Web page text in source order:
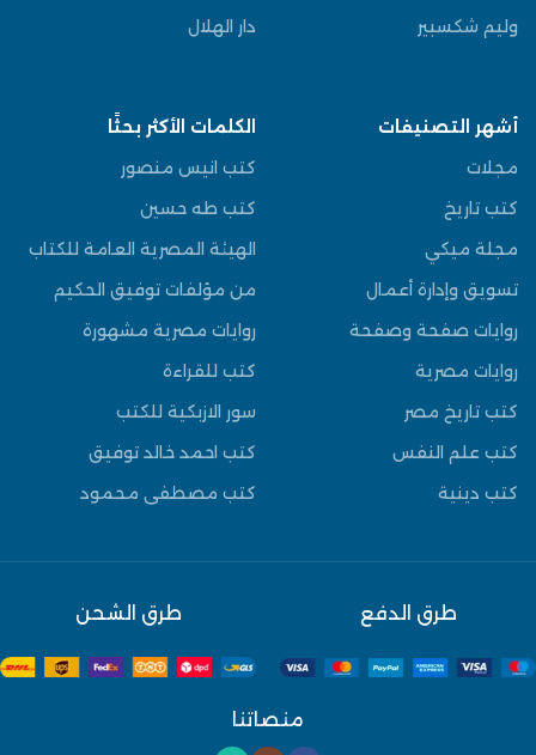
وليم شكسبير
دار الهلال
أشهر التصنيفات
مجلات
كتب تاريخ
مجلة ميكي
تسويق وإدارة أعمال
روايات صفحة وصفحة
روايات مصرية
كتب تاريخ مصر
كتب علم النفس
كتب دينية
الكلمات الأكثر بحثًا
كتب انيس منصور
كتب طه حسين
الهيئة المصرية العامة للكتاب
من مؤلفات توفيق الحكيم
روايات مصرية مشهورة
كتب للقراءة
سور الازبكية للكتب
كتب احمد خالد توفيق
كتب مصطفى محمود
طرق الدفع طرق الشحن
منصاتنا